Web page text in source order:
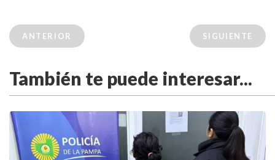
ANTERIOR SIGUIENTE
También te puede interesar...